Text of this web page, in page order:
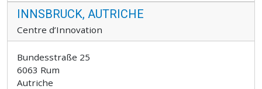
INNSBRUCK, AUTRICHE
Centre d’Innovation
Bundesstraße 25
6063 Rum
Autriche